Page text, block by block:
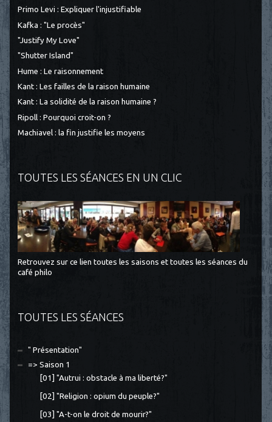
Primo Levi : Expliquer l'injustifiable
Kafka : "Le procès"
"Justify My Love"
"Shutter Island"
Hume : Le raisonnement
Kant : Les failles de la raison humaine
Kant : La solidité de la raison humaine ?
Ripoll : Pourquoi croit-on ?
Machiavel : la fin justifie les moyens
TOUTES LES SÉANCES EN UN CLIC
Retrouvez sur ce lien toutes les saisons et toutes les séances du
café philo
TOUTES LES SÉANCES
" Présentation"
=> Saison 1
[01] "Autrui : obstacle à ma liberté?"
[02] "Religion : opium du peuple?"
[03] "A-t-on le droit de mourir?"